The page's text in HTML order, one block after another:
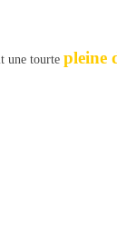
une tourte pleine